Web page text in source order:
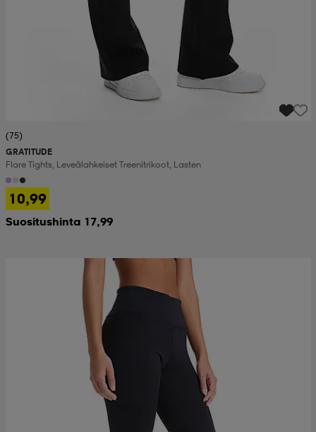
(75)
GRATITUDE
Flare Tights, Leveälahkeiset Treenitrikoot, Lasten
10,99
Suositushinta 17,99